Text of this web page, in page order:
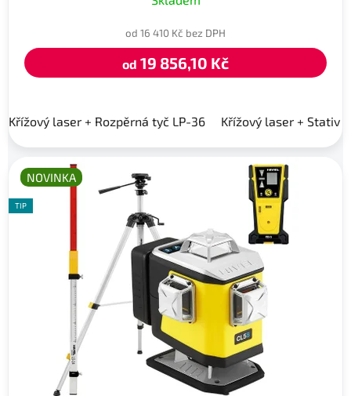
od 16 410 Kč bez DPH
od 19 856,10 Kč
Křížový laser + Rozpěrná tyč LP-36 Křížový laser + Stativ
NOVINKA
TIP